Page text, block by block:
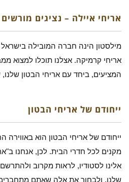
אריחי איילה – נציגים
מילסטון הינה חברה המובילה בישראל
אריחי קרמיקה. אצלנו תוכלו למצוא
המציעים, ביחד עם אריחי הבטון שלנו,
ייחודם של אריחי הבטון
ייחודם של אריחי הבטון הוא
מקנים לכל חדרי הבית. לכן, אנחנו
אלינו לסטודיו, לראות מקרוב
שלנו, ולבחור את אלה שאתם